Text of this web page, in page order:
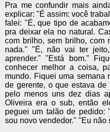
Pra me confundir mais
explicar: "É assim: você
falei: "É, que tipo de
pra deixar ela no natural.
com brilho, sem brilho, com
nada." "É, não vai ter
aprender." "Está bom."
conhecer melhor a coisa,
mundo. Fiquei uma semana
de gerente, o que estava
pelo menos uns dez dias
Oliveira era o sub, então
peguei um talão de pedido:
sou novo vendedor." "Eu